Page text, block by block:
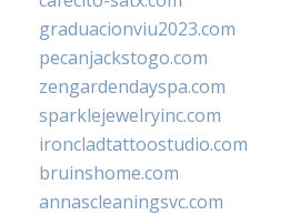
graduacionviu2023.com
pecanjackstogo.com
zengardendayspa.com
sparklejewelryinc.com
ironcladtattoostudio.com
bruinshome.com
annascleaningsvc.com